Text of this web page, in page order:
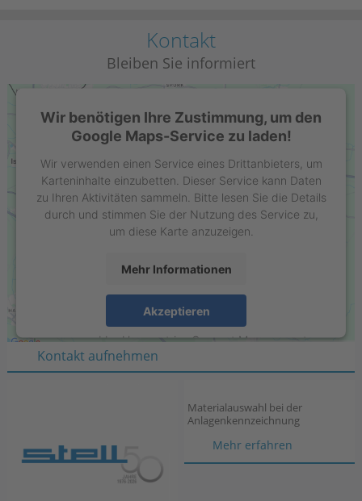
Kontakt
Bleiben Sie informiert
Wir benötigen Ihre Zustimmung, um den
Google Maps-Service zu laden!
Wir verwenden einen Service eines Drittanbieters, um
Karteninhalte einzubetten. Dieser Service kann Daten
zu Ihren Aktivitäten sammeln. Bitte lesen Sie die Details
durch und stimmen Sie der Nutzung des Service zu,
um diese Karte anzuzeigen.
Mehr Informationen
Akzeptieren
powered byUsercentrics Consent Management
Raiffeisenring 35-37
D-46395 Bocholt
Kontakt aufnehmen
Materialauswahl bei der
Anlagenkennzeichnung
Mehr erfahren
bei